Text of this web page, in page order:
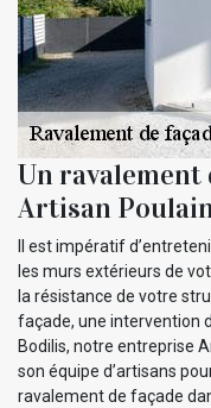
Un ravalement
Artisan
Il est impératif
les murs extérieurs de
la résistance de votre
façade, une intervention
Bodilis, notre entreprise
son équipe d’artisans
ravalement de façade